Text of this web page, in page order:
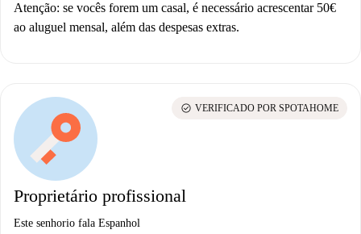
Atenção: se vocês forem um casal, é necessário acrescentar 50€
ao aluguel mensal, além das despesas extras.
Proprietário profissional
Este senhorio fala Espanhol
check_circle VERIFICADO POR SPOTAHOME